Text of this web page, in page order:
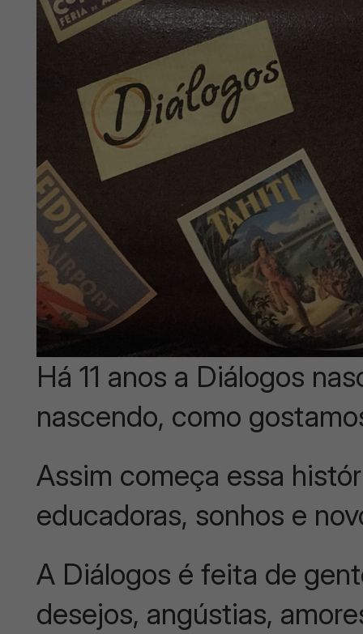
Há 11 anos a Diálogos
nascendo, como
Assim começa essa
educadoras, sonhos e
A Diálogos é feita de
desejos, angústias,